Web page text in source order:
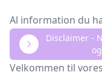
Al information du
Disclaimer -
Velkommen til